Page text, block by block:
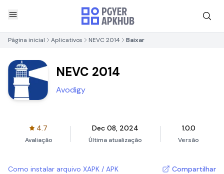
Página inicial Aplicativos NEVC 2014 Baixar
NEVC 2014
Avodigy
4.7
Avaliação
Dec 08, 2024
Última atualização
1.0.0
Versão
Como instalar arquivo XAPK / APK Compartilhar